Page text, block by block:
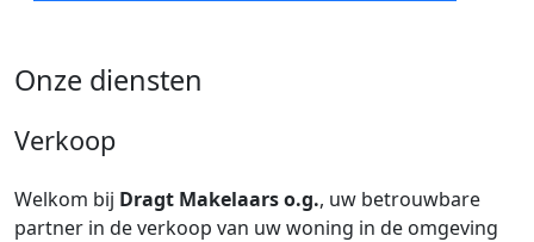
Onze diensten
Verkoop
Welkom bij Dragt Makelaars o.g., uw betrouwbare
partner in de verkoop van uw woning in de omgeving